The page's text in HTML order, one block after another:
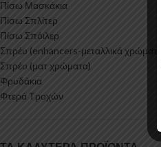
Πίσω Μασκάκια
Πίσω Σπλίτερ
Πίσω Σπόιλερ
Σπρέυ (enhancers-μεταλλικά χρώματα)
Σπρέυ (ματ χρώματα)
Φρυδάκια
Φτερά Τροχών